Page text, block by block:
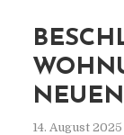
NEUEN
14. August 2025